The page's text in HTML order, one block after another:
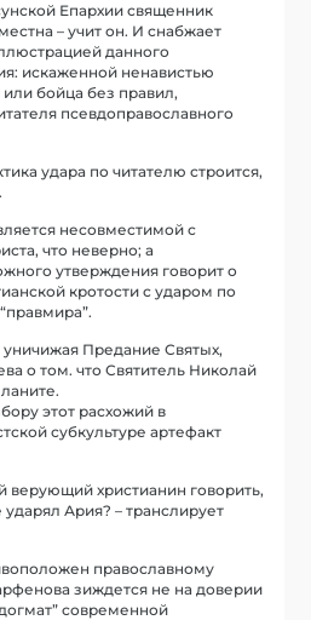
Епархии священник
– учит он. И снабжает
данного
искаженной ненавистью
бойца без правил,
псевдоправославного
удара по читателю строится,
несовместимой с
что неверно; а
утверждения говорит о
кротости с ударом по
Предание Святых,
о том. что Святитель Николай
этот расхожий в
субкультуре артефакт
христианин говорить,
Ария? – транслирует
православному
зиждется не на доверии
современной